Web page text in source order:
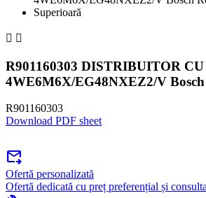
 
R901160303 DISTRIBUITOR
4WE6M6X/EG48NXEZ2/V
R901160303
Download PDF sheet
forward_to_inbox
Ofertă personalizată
Ofertă dedicată cu preț preferențial și